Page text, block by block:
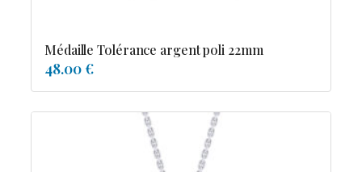
Médaille Tolérance argent poli 22mm
48.00 €